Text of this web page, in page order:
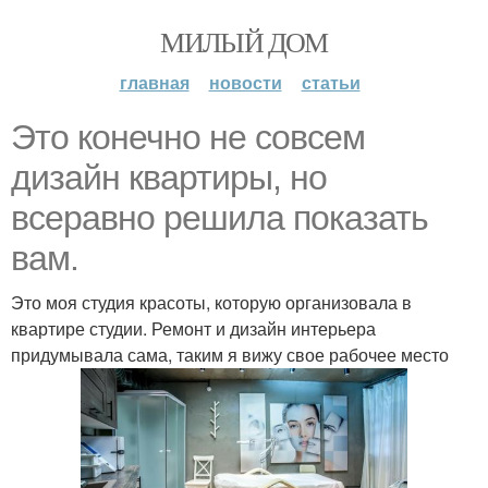
МИЛЫЙ ДОМ
главная новости статьи
Это конечно не совсем
дизайн квартиры, но
всеравно решила показать
вам.
Это моя студия красоты, которую организовала в
квартире студии. Ремонт и дизайн интерьера
придумывала сама, таким я вижу свое рабочее место